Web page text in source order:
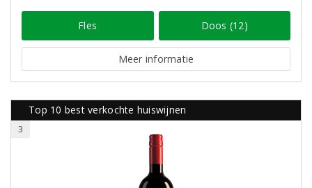
Fles Doos (12)
Meer informatie
Top 10 best verkochte huiswijnen
3